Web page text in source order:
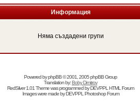
Информация
Няма създадени групи
Powered byphpBB© 2001, 2005 phpBB Group
Translation by:Boby Dimitrov
RedSilver 1.01 Theme was programmed byDEVPPL HTML Forum
Images were made byDEVPPL Photoshop Forum